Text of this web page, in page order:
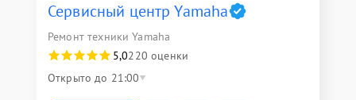
Сервисный центр Yamaha
Ремонт техники Yamaha
5,0220 оценки
Открыто до 21:00